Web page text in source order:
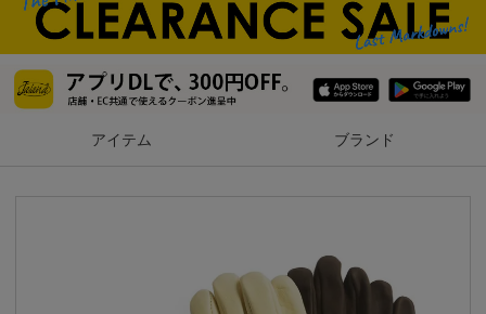
アイテム ブランド